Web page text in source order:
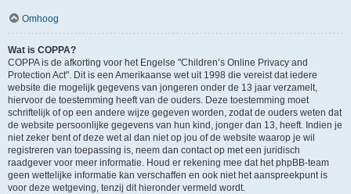
Omhoog
Wat is COPPA?
COPPA is de afkorting voor het Engelse "Children’s Online Privacy and
Protection Act". Dit is een Amerikaanse wet uit 1998 die vereist dat iedere
website die mogelijk gegevens van jongeren onder de 13 jaar verzamelt,
hiervoor de toestemming heeft van de ouders. Deze toestemming moet
schriftelijk of op een andere wijze gegeven worden, zodat de ouders weten dat
de website persoonlijke gegevens van hun kind, jonger dan 13, heeft. Indien je
niet zeker bent of deze wet al dan niet op jou of de website waarop je wil
registreren van toepassing is, neem dan contact op met een juridisch
raadgever voor meer informatie. Houd er rekening mee dat het phpBB-team
geen wettelijke informatie kan verschaffen en ook niet het aanspreekpunt is
voor deze wetgeving, tenzij dit hieronder vermeld wordt.